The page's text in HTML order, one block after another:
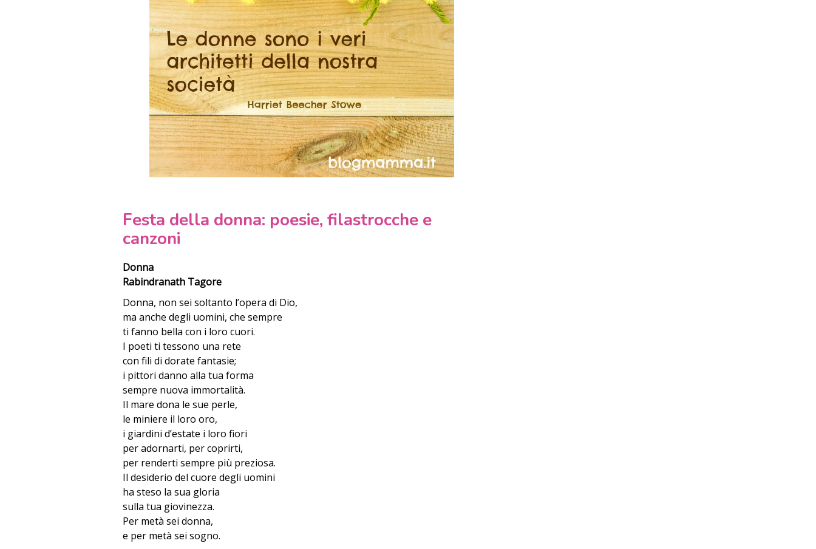
Festa della donna: poesie, filastrocche e
canzoni
Donna
Rabindranath Tagore
Donna, non sei soltanto l’opera di Dio,
ma anche degli uomini, che sempre
ti fanno bella con i loro cuori.
I poeti ti tessono una rete
con fili di dorate fantasie;
i pittori danno alla tua forma
sempre nuova immortalità.
Il mare dona le sue perle,
le miniere il loro oro,
i giardini d’estate i loro fiori
per adornarti, per coprirti,
per renderti sempre più preziosa.
Il desiderio del cuore degli uomini
ha steso la sua gloria
sulla tua giovinezza.
Per metà sei donna,
e per metà sei sogno.